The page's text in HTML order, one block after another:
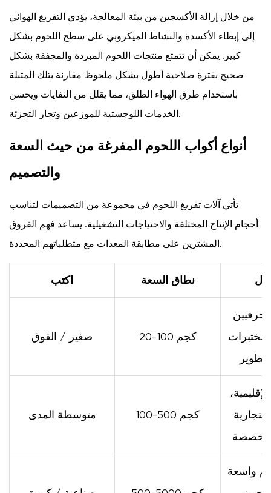
والراحة
بالتناوب
7.5
صيانة
وتنظيف
الجهاز
بانتظام
8
تفريغ
من
مقابل
طرق
التتبيل
اللحوم
من خلال إزالة الأكسجين من بيئة المعالجة، يؤدي التفريغ الهوائي
إلى إبطاء الأكسدة والنشاط الميكروبي على سطح اللحوم بشكل
كبير. يمكن أن تتمتع منتجات اللحوم المبردة والمجففة بشكل
صحيح بفترة صلاحية أطول بشكل ملحوظ مقارنة بتلك المتبلة
باستخدام طرق الهواء الطلق، مما يقلل من النفايات ويحسن
الخدمات اللوجستية للموزعين وتجار التجزئة.
أنواع أكواب اللحوم المفرغة من حيث السعة
والتصميم
تأتي آلات تفريغ اللحوم في مجموعة من التصميمات لتناسب
أحجام الإنتاج المختلفة والاحتياجات التشغيلية. يساعد فهم الفروق
المشترين على مطابقة المعدات مع متطلباتهم المحددة.
اكتب نطاق السعة ل
صغير / الفوق 20-100 كجم
متوسطة المدى 100-500 كجم
واسعة